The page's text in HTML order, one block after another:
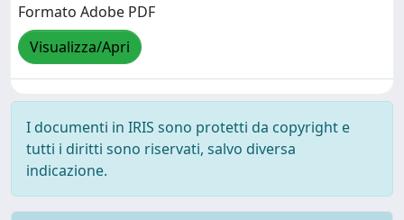
Formato Adobe PDF
Visualizza/Apri
I documenti in IRIS sono protetti da copyright e
tutti i diritti sono riservati, salvo diversa
indicazione.